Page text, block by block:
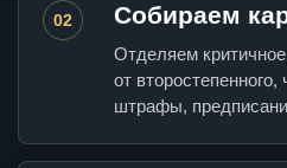
02 Собираем
Отделяем
от
штрафы,